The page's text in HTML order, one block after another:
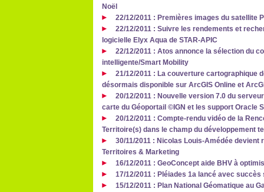
Noël
22/12/2011 : Premières images du satellite
22/12/2011 : Suivre les rendements et
logicielle Elyx Aqua de STAR-APIC
22/12/2011 : Atos annonce la sélection du
intelligente/Smart Mobility
21/12/2011 : La couverture cartographique
désormais disponible sur ArcGIS Online et
20/12/2011 : Nouvelle version 7.0 du
carte du Géoportail ©IGN et les support Oracle
20/12/2011 : Compte-rendu vidéo de la
Territoire(s) dans le champ du développement
30/11/2011 : Nicolas Louis-Amédée
Territoires & Marketing
16/12/2011 : GeoConcept aide BHV à
17/12/2011 : Pléiades 1a lancé avec
15/12/2011 : Plan National Géomatique au